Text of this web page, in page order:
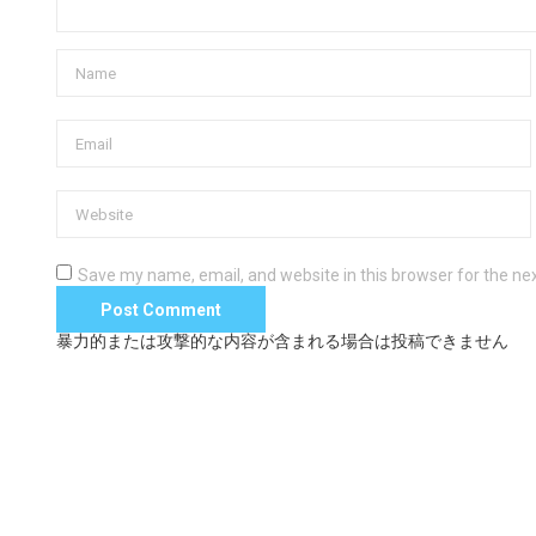
Save my name, email, and website in this browser for the
暴力的または攻撃的な内容が含まれる場合は投稿できません